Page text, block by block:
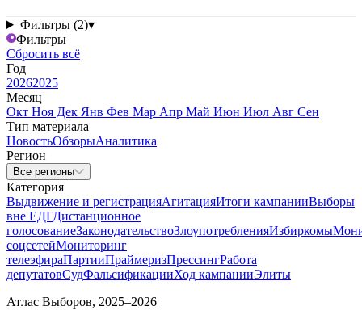
Фильтры (2)▾
Фильтры
Сбросить всё
Год
20262025
Месяц
Окт Ноя Дек Янв Фев Мар Апр Май Июн Июл Авг Сен
Тип материала
НовостьОбзорыАналитика
Регион
Все регионы
Категория
Выдвижение и регистрацияАгитацияИтоги кампанииВыборы
вне ЕДГДистанционное
голосованиеЗаконодательствоЗлоупотребленияИзбиркомы
соцсетейМониторинг
телеэфираПартииПраймеризПрессингРабота
депутатовСудФальсификацииХод кампанииЭлиты
Атлас Выборов, 2025–2026